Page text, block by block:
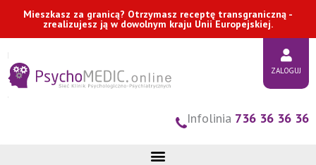
PrzejdźMieszkasz za granicą? Otrzymasz receptę transgraniczną -
zrealizujesz ją w dowolnym kraju Unii Europejskiej.
Infolinia 736 36 36 36
ZALOGUJ